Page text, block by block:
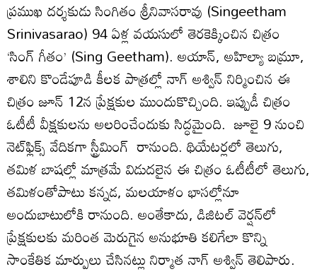
ప్రముఖ దర్శకుడు సింగితం శ్రీనివాసరావు (Singeetham
Srinivasarao) 94 ఏళ్ల వయసులో తెరకెక్కించిన చిత్రం
‘సింగ్‌ గీతం’ (Sing Geetham). అయాన్‌, అహిల్యా బమ్రూ,
శాలిని కొండేపూడి కీలక పాత్రల్లో నాగ్‌ అశ్విన్‌ నిర్మించిన ఈ
చిత్రం జూన్‌ 12న ప్రేక్షకుల ముందుకొచ్చింది. ఇప్పుడీ చిత్రం
ఓటీటీ వీక్షకులను అలరించేందుకు సిద్ధమైంది. జూలై 9 నుంచి
నెట్‌ఫ్లిక్స్‌ వేదికగా స్ట్రీమింగ్ రానుంది. థియేటర్లలో తెలుగు,
తమిళ బాషల్లో మాత్రమే విడుదలైన ఈ చిత్రం ఓటీటీలో తెలుగు,
తమిళంతోపాటు కన్నడ, మలయాళం భాసల్లోనూ
అందుబాటులోకి రానుంది. అంతేకాదు, డిజిటల్‌ వెర్షన్‌లో
ప్రేక్షకులకు మరింత మెరుగైన అనుభూతి కలిగేలా కొన్ని
సాంకేతిక మార్పులు చేసినట్లు నిర్మాత నాగ్‌ అశ్విన్‌ తెలిపారు.